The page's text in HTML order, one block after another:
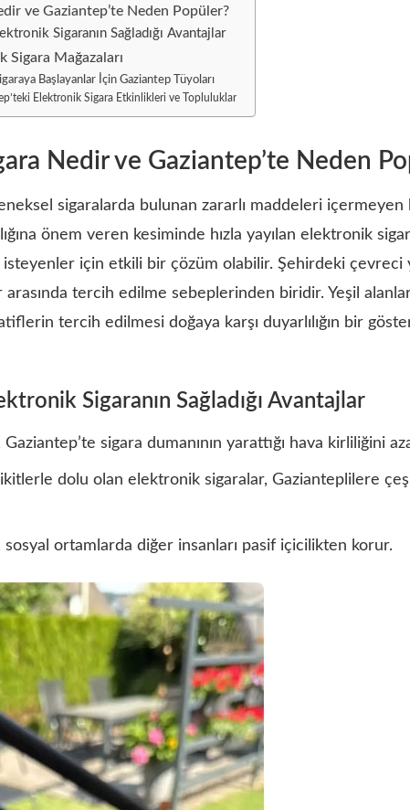
ve Gaziantep’te Neden Popüler?
Sigaranın Sağladığı Avantajlar
Sigara Mağazaları
Başlayanlar İçin Gaziantep Tüyoları
Elektronik Sigara Etkinlikleri ve Topluluklar
Nedir ve Gaziantep’te Neden
sigaralarda bulunan zararlı maddeleri
önem veren kesiminde hızla yayılan elektronik
isteyenler için etkili bir çözüm olabilir. Şehirdeki
arasında tercih edilme sebeplerinden biridir. Yeşil
tercih edilmesi doğaya karşı duyarlılığın bir
Sigaranın Sağladığı Avantajlar
sigara dumanının yarattığı hava kirliliğini
likitlerle dolu olan elektronik sigaralar, Gazianteplilere
sosyal ortamlarda diğer insanları pasif içicilikten korur.